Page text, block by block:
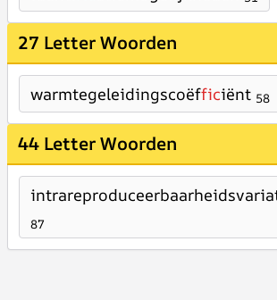
27 Letter Woorden
warmtegeleidingscoëfficiënt 58
44 Letter Woorden
87